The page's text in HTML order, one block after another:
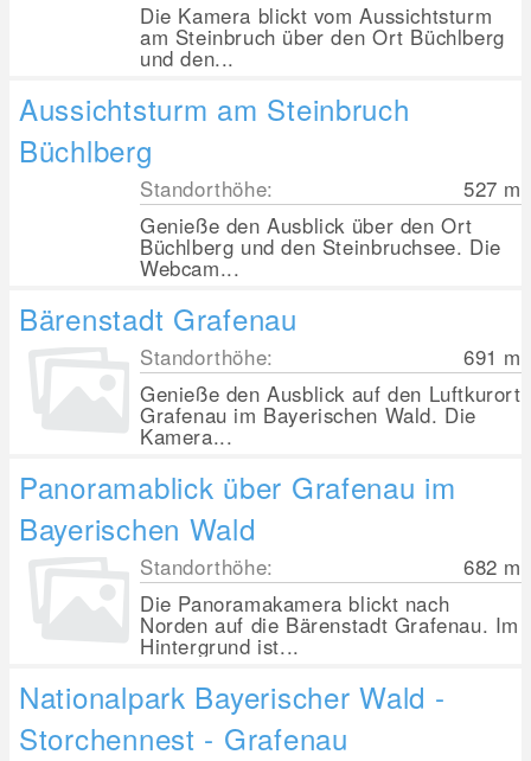
Die Kamera blickt vom Aussichtsturm
am Steinbruch über den Ort Büchlberg
und den...
Aussichtsturm am Steinbruch
Büchlberg
Standorthöhe: 527 m
Genieße den Ausblick über den Ort
Büchlberg und den Steinbruchsee. Die
Webcam...
Bärenstadt Grafenau
Standorthöhe: 691 m
Genieße den Ausblick auf den Luftkurort
Grafenau im Bayerischen Wald. Die
Kamera...
Panoramablick über Grafenau im
Bayerischen Wald
Standorthöhe: 682 m
Die Panoramakamera blickt nach
Norden auf die Bärenstadt Grafenau. Im
Hintergrund ist...
Nationalpark Bayerischer Wald -
Storchennest - Grafenau